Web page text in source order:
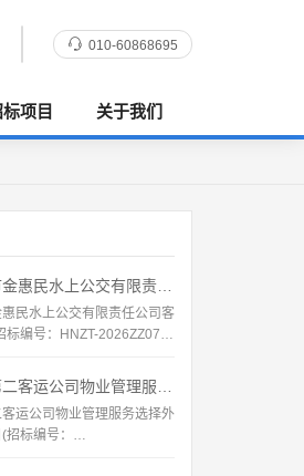
010-60868695
项目 关于我们
民水上公交有限责任公司客
民水上公交有限责任公司客
标编号：HNZT-2026ZZ076)
运公司物业管理服务选择外
运公司物业管理服务选择外
标编号：